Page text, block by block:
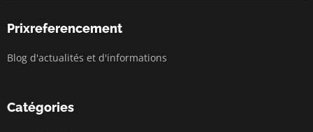
Prixreferencement
Blog d'actualités et d'informations
Catégories